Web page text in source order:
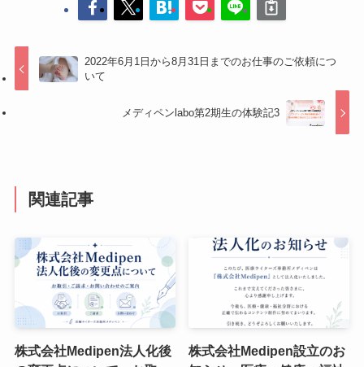
2022年6月1日から8月31日までのお仕事のご依頼につ
いて
メディペンlabo第2期生の体験記3
関連記事
株式会社Medipen法人化後
株式会社Medipen設立のお